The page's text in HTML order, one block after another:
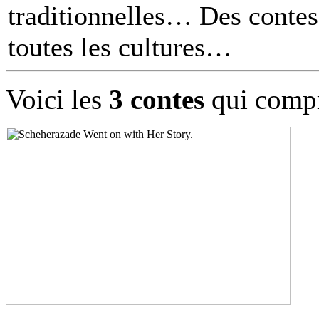
traditionnelles… Des
toutes les cultures
Voici les 3 contes qui